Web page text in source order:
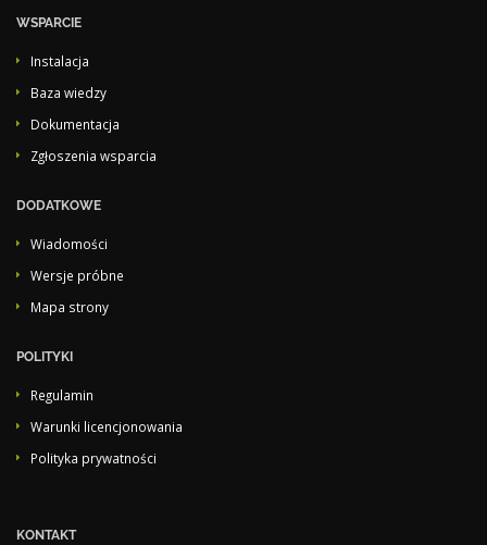
WSPARCIE
Instalacja
Baza wiedzy
Dokumentacja
Zgłoszenia wsparcia
DODATKOWE
Wiadomości
Wersje próbne
Mapa strony
POLITYKI
Regulamin
Warunki licencjonowania
Polityka prywatności
KONTAKT